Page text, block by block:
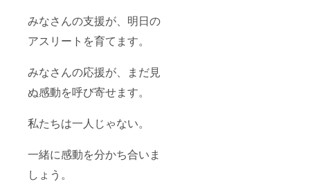
みなさんの支援が、明日の
アスリートを育てます。
みなさんの応援が、まだ見
ぬ感動を呼び寄せます。
私たちは一人じゃない。
一緒に感動を分かち合いま
しょう。